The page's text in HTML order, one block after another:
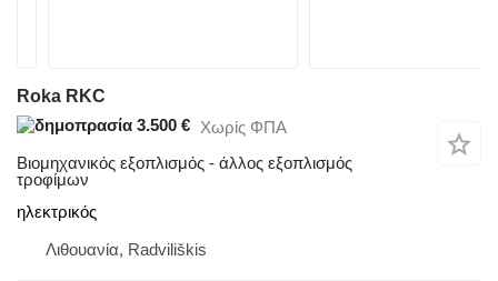
Roka RKC
3.500 € Χωρίς ΦΠΑ
Βιομηχανικός εξοπλισμός - άλλος εξοπλισμός
τροφίμων
ηλεκτρικός
Λιθουανία, Radviliškis